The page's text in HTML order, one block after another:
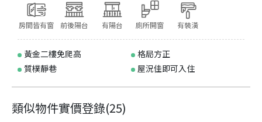
房間皆有窗 前後陽台 有陽台 廁所開窗 有裝潢
黃金二樓免爬高
格局方正
質樸靜巷
屋況佳即可入住
類似物件實價登錄(25)